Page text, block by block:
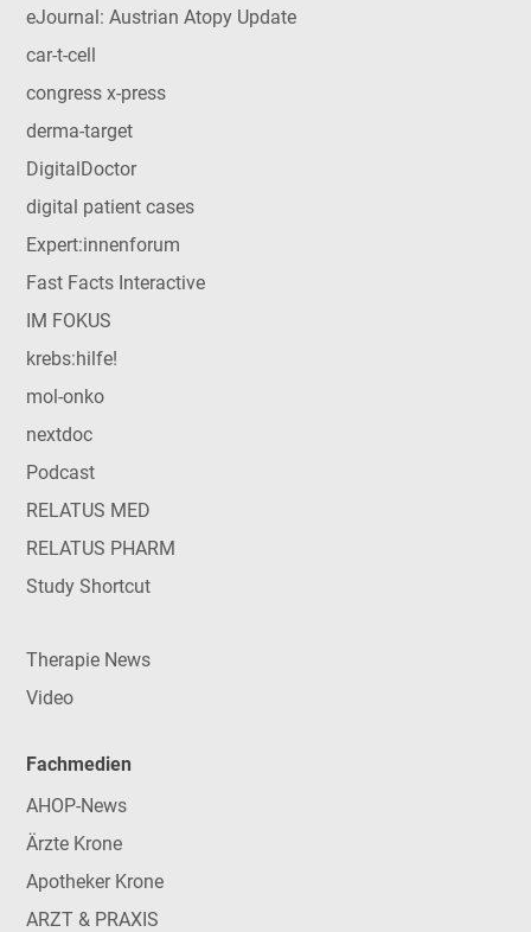
eJournal: Austrian Atopy Update
car-t-cell
congress x-press
derma-target
DigitalDoctor
digital patient cases
Expert:innenforum
Fast Facts Interactive
IM FOKUS
krebs:hilfe!
mol-onko
nextdoc
Podcast
RELATUS MED
RELATUS PHARM
Study Shortcut
Therapie News
Video
Fachmedien
AHOP-News
Ärzte Krone
Apotheker Krone
ARZT & PRAXIS